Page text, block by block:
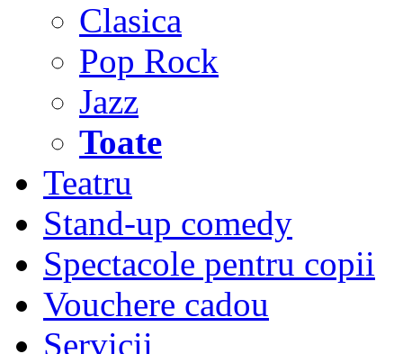
Clasica
Pop Rock
Jazz
Toate
Teatru
Stand-up comedy
Spectacole pentru copii
Vouchere cadou
Servicii